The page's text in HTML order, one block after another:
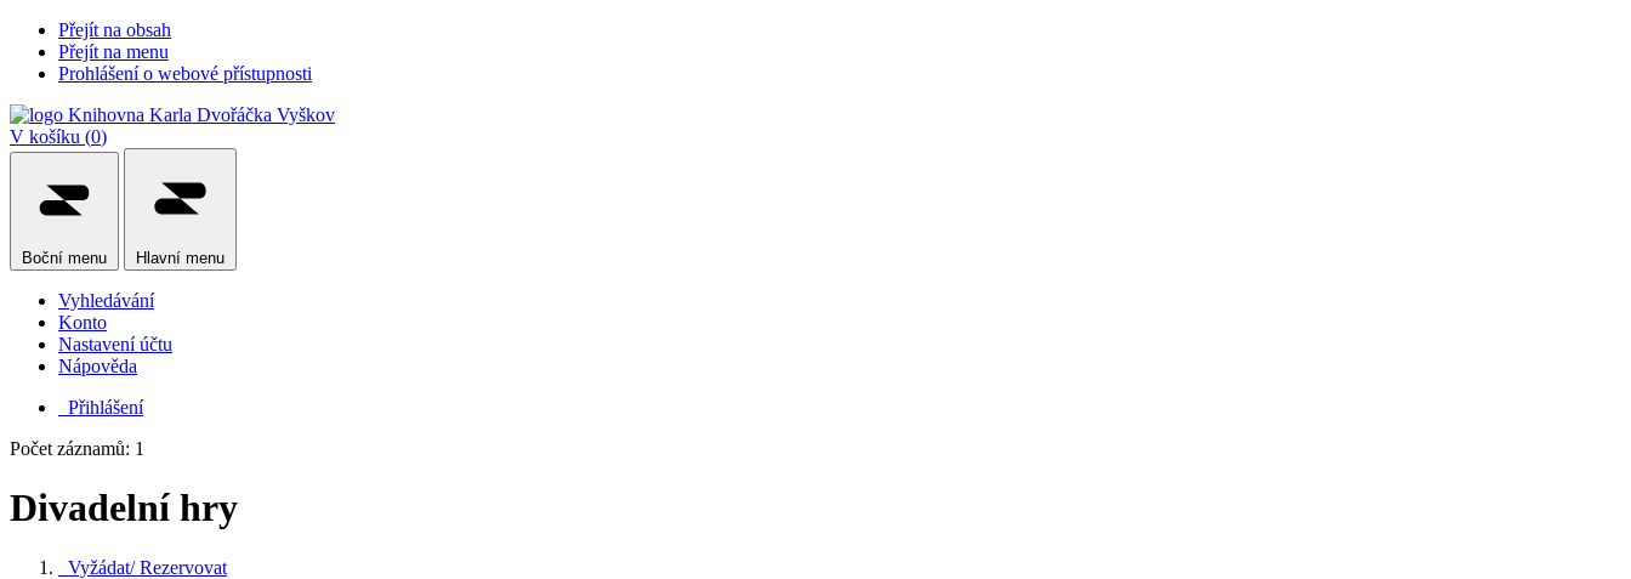
Přejít na obsah
Přejít na menu
Prohlášení o webové přístupnosti
V košíku (0)
Boční menu Hlavní menu
Vyhledávání
Konto
Nastavení účtu
Nápověda
Přihlášení
Počet záznamů: 1
Divadelní hry
Vyžádat/ Rezervovat